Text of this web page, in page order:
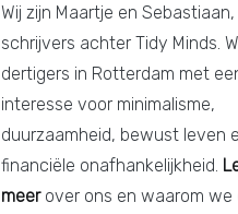
Wij zijn Maartje en Sebastiaan,
schrijvers achter Tidy Minds.
dertigers in Rotterdam met
interesse voor minimalisme,
duurzaamheid, bewust leven
financiële onafhankelijkheid.
meerover ons en waarom we